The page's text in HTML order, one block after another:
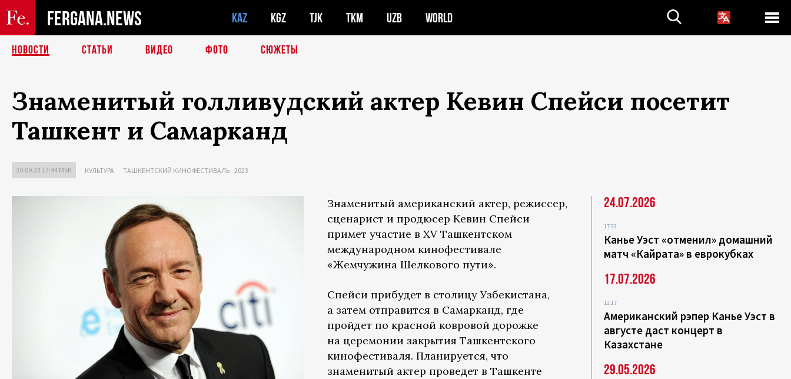
FERGANA.NEWS KAZ KGZ TJK TKM UZB WORLD
НОВОСТИ СТАТЬИ ВИДЕО ФОТО СЮЖЕТЫ
Знаменитый голливудский актер Кевин Спейси посетит
Ташкент и Самарканд
30.09.23 17:44 MSK КУЛЬТУРА ТАШКЕНТСКИЙ КИНОФЕСТИВАЛЬ - 2023
Знаменитый американский актер, режиссер,
сценарист и продюсер Кевин Спейси
примет участие в XV Ташкентском
международном кинофестивале
«Жемчужина Шелкового пути».
Спейси прибудет в столицу Узбекистана,
а затем отправится в Самарканд, где
пройдет по красной ковровой дорожке
на церемонии закрытия Ташкентского
кинофестиваля. Планируется, что
знаменитый актер проведет в Ташкенте
24.07.2026
17:33
Канье Уэст «отменил» домашний
матч «Кайрата» в еврокубках
17.07.2026
12:17
Американский рэпер Канье Уэст в
августе даст концерт в
Казахстане
29.05.2026